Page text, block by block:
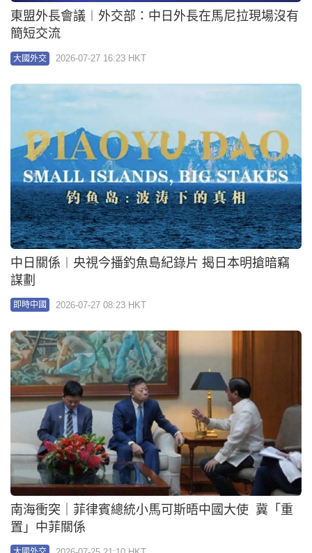
東盟外長會議︱外交部：中日外長在馬尼拉現場沒有
簡短交流
大國外交 2026-07-27 16:23 HKT
中日關係︱央視今播釣魚島紀錄片 揭日本明搶暗竊
謀劃
即時中國 2026-07-27 08:23 HKT
南海衝突｜菲律賓總統小馬可斯晤中國大使 冀「重
置」中菲關係